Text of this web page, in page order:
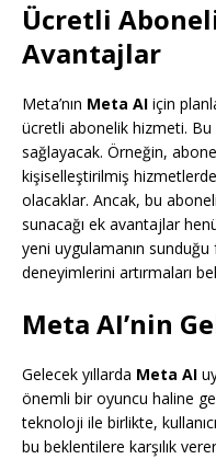
Ücretli
Avantajlar
Meta’nın Meta AI için
ücretli abonelik hizmeti. Bu
sağlayacak. Örneğin,
kişiselleştirilmiş
olacaklar. Ancak, bu
sunacağı ek avantajlar
yeni uygulamanın sunduğu
deneyimlerini artırmaları
Meta AI’nin
Gelecek yıllarda Meta AI
önemli bir oyuncu haline
teknoloji ile birlikte,
bu beklentilere karşılık